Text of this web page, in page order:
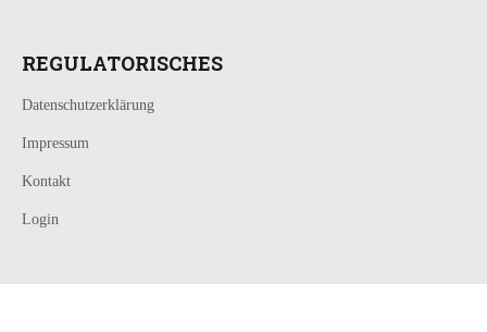
REGULATORISCHES
Datenschutzerklärung
Impressum
Kontakt
Login